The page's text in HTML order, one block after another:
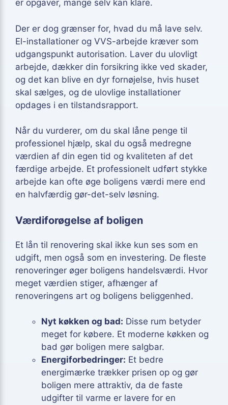
er opgaver, mange selv kan klare.
Der er dog grænser for, hvad du må lave selv.
El-installationer og VVS-arbejde kræver som
udgangspunkt autorisation. Laver du ulovligt
arbejde, dækker din forsikring ikke ved skader,
og det kan blive en dyr fornøjelse, hvis huset
skal sælges, og de ulovlige installationer
opdages i en tilstandsrapport.
Når du vurderer, om du skal låne penge til
professionel hjælp, skal du også medregne
værdien af din egen tid og kvaliteten af det
færdige arbejde. Et professionelt udført stykke
arbejde kan ofte øge boligens værdi mere end
en halvfærdig gør-det-selv løsning.
Værdiforøgelse af boligen
Et lån til renovering skal ikke kun ses som en
udgift, men også som en investering. De fleste
renoveringer øger boligens handelsværdi. Hvor
meget værdien stiger, afhænger af
renoveringens art og boligens beliggenhed.
Nyt køkken og bad: Disse rum betyder
meget for købere. Et moderne køkken og
bad gør boligen mere salgbar.
Energiforbedringer: Et bedre
energimærke trækker prisen op og gør
boligen mere attraktiv, da de faste
udgifter til varme er lavere for en